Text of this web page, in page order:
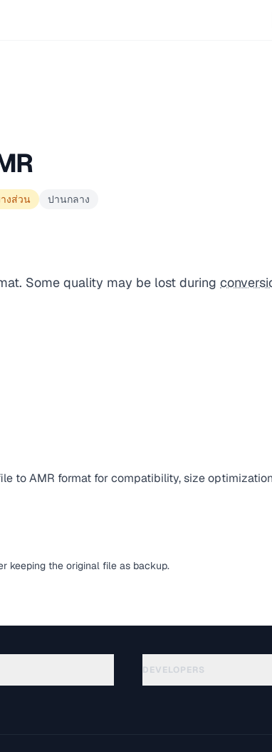
งส่วน ปานกลาง
Some quality may be lost during
to AMR format for compatibility, size
keeping the original file as backup.
DEVELOPERS